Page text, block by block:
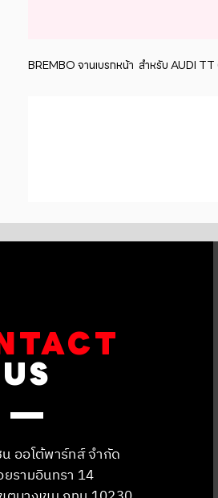
BREMBO จานเบรกหน้า  สำหรับ AUDI
US
น ออโต้พาร์ทส์ จำกัด
รามอินทรา 14